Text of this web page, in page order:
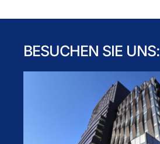
BESUCHEN SIE UNS: